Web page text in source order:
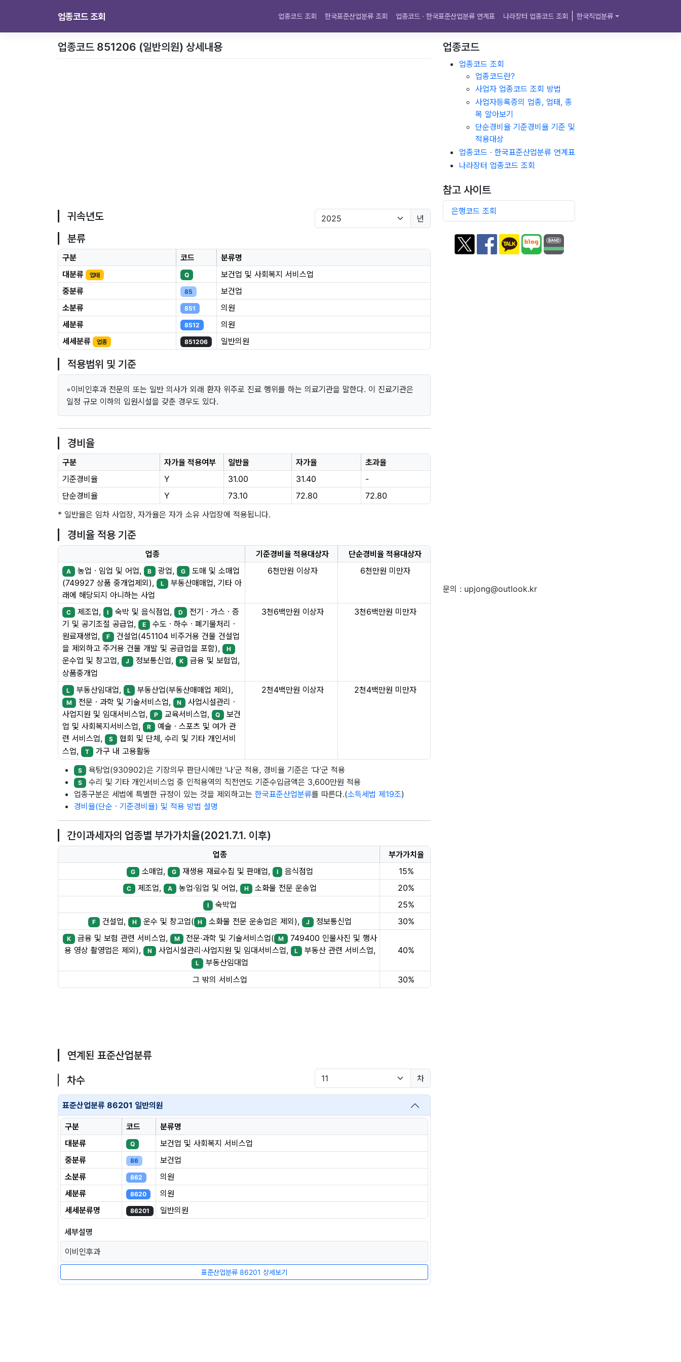
업종코드 조회 업종코드 조회 한국표준산업분류 조회 업종코드 · 한국표준산업분류 연계표 나라장터 업종코드 조회 한국직업분류
업종코드 851206 (일반의원) 상세내용
귀속년도 년
분류
구분 코드
분류명
대분류
업태 Q
보건업 및 사회복지 서비스업
중분류
85
보건업
소분류
851
의원
세분류
8512
의원
세세분류
업종 851206 일반의원
적용범위 및 기준
◦이비인후과 전문의 또는 일반 의사가 외래 환자 위주로 진료 행위를 하는 의료기관을 말한다. 이 진료기관은
일정 규모 이하의 입원시설을 갖춘 경우도 있다.
경비율
구분 자가율 적용여부 일반율 자가율
초과율
기준경비율
Y 31.00 31.40
-
단순경비율
Y 73.10 72.80
72.80
* 일반율은 임차 사업장, 자가율은 자가 소유 사업장에 적용됩니다.
경비율 적용 기준
업종 기준경비율 적용대상자 단순경비율 적용대상자
A 농업ㆍ임업 및 어업, B 광업, G 도매 및 소매업
(749927 상품 중개업제외),
L 부동산매매업, 기타 아
래에 해당되지 아니하는 사업
6천만원 이상자 6천만원 미만자
C 제조업, I 숙박 및 음식점업, D 전기ㆍ가스ㆍ증
기 및 공기조절 공급업,
E 수도ㆍ하수ㆍ폐기물처리ㆍ
원료재생업,
F 건설업(451104 비주거용 건물 건설업
을 제외하고 주거용 건물 개발 및 공급업을 포함),
H
운수업 및 창고업, J 정보통신업, K
금융 및 보험업,
상품중개업
3천6백만원 이상자 3천6백만원 미만자
L 부동산임대업, L 부동산업(부동산매매업 제외),
M 전문ㆍ과학 및 기술서비스업, N
사업시설관리ㆍ
사업지원 및 임대서비스업,
P 교육서비스업, Q
보건
업 및 사회복지서비스업,
R 예술ㆍ스포츠 및 여가 관
련 서비스업,
S 협회 및 단체, 수리 및 기타 개인서비
스업,
T 가구 내 고용활동
2천4백만원 이상자 2천4백만원 미만자
S 욕탕업(930902)은 기장의무 판단시에만 ‘나’군 적용, 경비율 기준은 ‘다’군 적용
S 수리 및 기타 개인서비스업 중 인적용역의 직전연도 기준수입금액은 3,600만원 적용
업종구분은 세법에 특별한 규정이 있는 것을 제외하고는 한국표준산업분류를 따른다.(소득세법 제19조)
경비율(단순ㆍ기준경비율) 및 적용 방법 설명
간이과세자의 업종별 부가가치율(2021.7.1. 이후)
업종 부가가치율
G 소매업, G 재생용 재료수집 및 판매업, I 음식점업 15%
C 제조업, A 농업·임업 및 어업, H 소화물 전문 운송업 20%
I 숙박업 25%
F 건설업, H 운수 및 창고업( H 소화물 전문 운송업은 제외), J 정보통신업 30%
K 금융 및 보험 관련 서비스업, M 전문·과학 및 기술서비스업( M 749400 인물사진 및 행사
용 영상 촬영업은 제외),
N 사업시설관리·사업지원 및 임대서비스업, L 부동산 관련 서비스업,
L 부동산임대업
40%
그 밖의 서비스업 30%
연계된 표준산업분류
차수
차
표준산업분류 86201 일반의원
구분 코드
분류명
대분류
Q
보건업 및 사회복지 서비스업
중분류
86
보건업
소분류
862
의원
세분류
8620
의원
세세분류명
86201 일반의원
세부설명
이비인후과
표준산업분류 86201 상세보기
업종코드
업종코드 조회
업종코드란?
사업자 업종코드 조회 방법
사업자등록증의 업종, 업태, 종
목 알아보기
단순경비율 기준경비율 기준 및
적용대상
업종코드 · 한국표준산업분류 연계표
나라장터 업종코드 조회
참고 사이트
은행코드 조회
문의 : upjong@outlook.kr